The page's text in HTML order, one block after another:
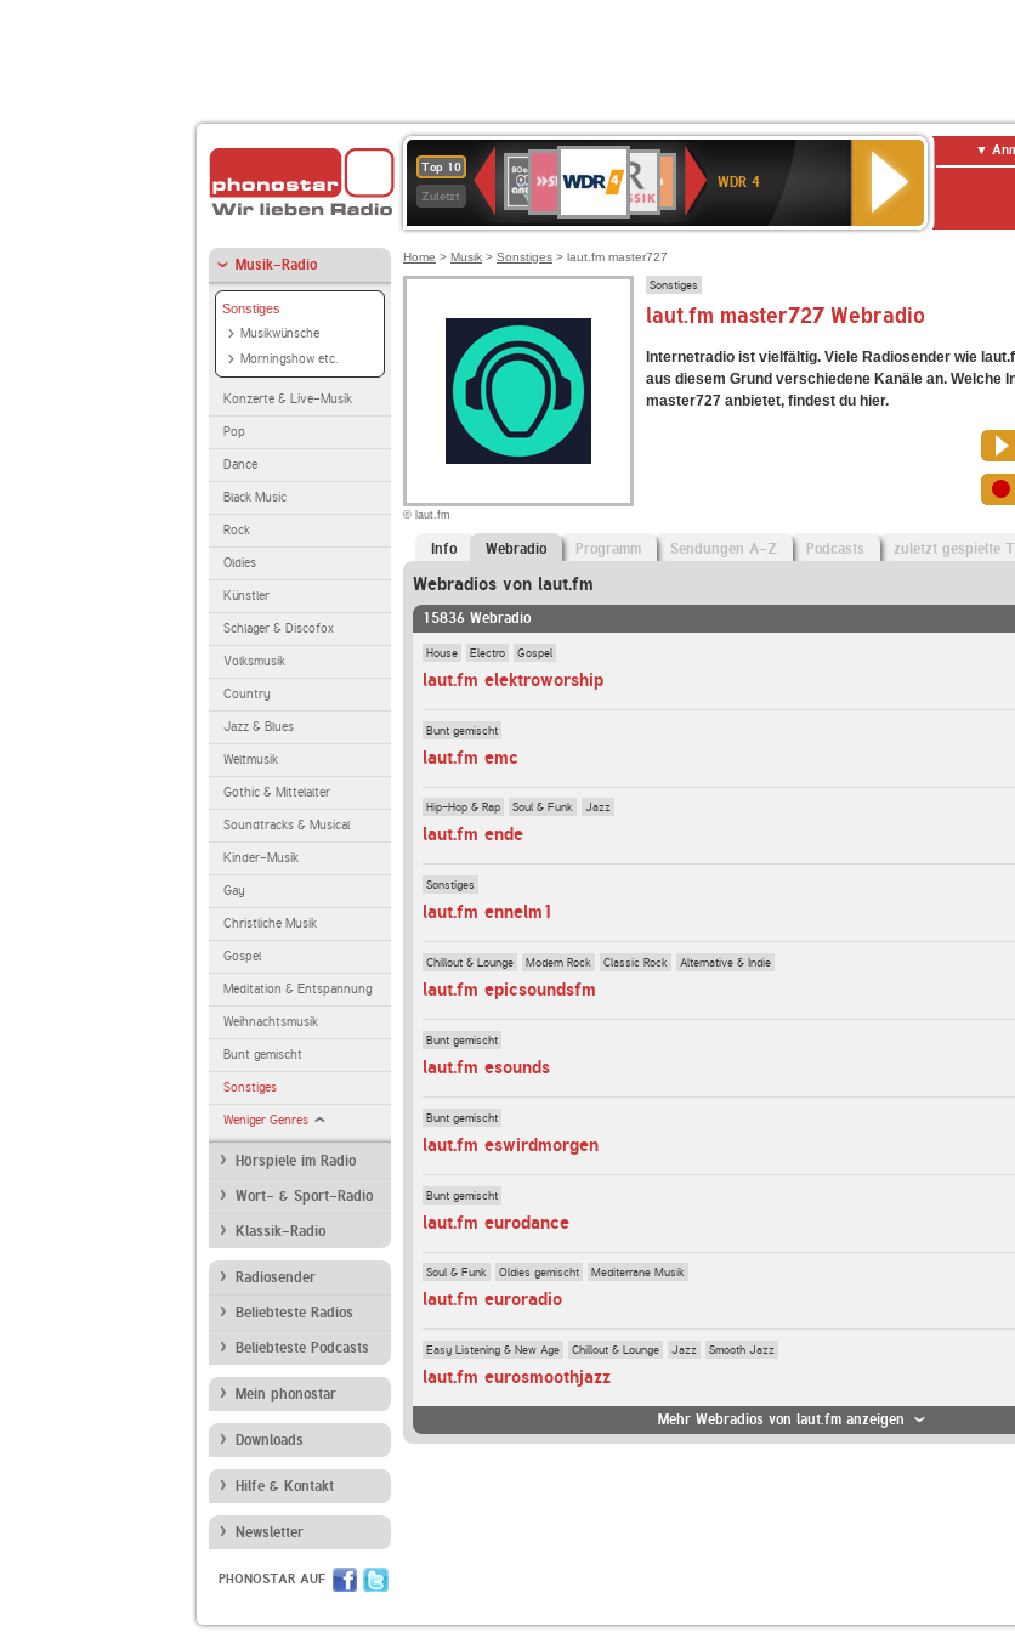
Top 10
Zuletzt
Deutschlandfunk
80er
90er
OLDIE
ANTENNE
4
KLASSIK
Deutschlandfunk
Kultur
Kultur
2
WDR 4
Musik-Radio
Sonstiges
Musikwünsche
Morningshow etc.
Konzerte & Live-Musik
Pop
Dance
Black Music
Rock
Oldies
Künstler
Schlager & Discofox
Volksmusik
Country
Jazz & Blues
Weltmusik
Gothic & Mittelalter
Soundtracks & Musical
Kinder-Musik
Gay
Christliche Musik
Gospel
Meditation & Entspannung
Weihnachtsmusik
Bunt gemischt
Sonstiges
Weniger Genres
Hörspiele im Radio
Wort- & Sport-Radio
Klassik-Radio
Radiosender
Beliebteste Radios
Beliebteste Podcasts
Mein phonostar
Downloads
Hilfe & Kontakt
Newsletter
PHONOSTAR AUF
Home > Musik > Sonstiges > laut.fm master727
© laut.fm
Sonstiges
laut.fm master727 Webradio
Internetradio ist vielfältig. Viele Radiosender wie
aus diesem Grund verschiedene Kanäle an. Welche
master727 anbietet, findest du hier.
Info Webradio Programm Sendungen A-Z Podcasts zuletzt gespielte
Webradios von laut.fm
15836 Webradio
House Electro Gospel
laut.fm elektroworship
Bunt gemischt
laut.fm emc
Hip-Hop & Rap Soul & Funk Jazz
laut.fm ende
Sonstiges
laut.fm ennelm1
Chillout & Lounge Modern Rock Classic Rock Alternative & Indie
laut.fm epicsoundsfm
Bunt gemischt
laut.fm esounds
Bunt gemischt
laut.fm eswirdmorgen
Bunt gemischt
laut.fm eurodance
Soul & Funk Oldies gemischt Mediterrane Musik
laut.fm euroradio
Easy Listening & New Age Chillout & Lounge Jazz Smooth Jazz
laut.fm eurosmoothjazz
Mehr Webradios von laut.fm anzeigen